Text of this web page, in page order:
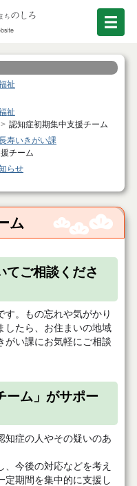
祉
祉
認知症初期集中支援チーム
寿いきがい課
チーム
らせ
ム
てご相談くださ
。もの忘れや気がかり
したら、お住まいの地域
がい課にお気軽にご相談
ーム」がサポー
症の人やその疑いのあ
今後の対応などを考え
定期間を集中的に支援し